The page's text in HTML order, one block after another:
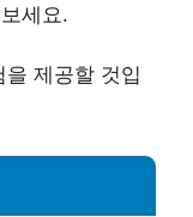
세요.
제공할 것입